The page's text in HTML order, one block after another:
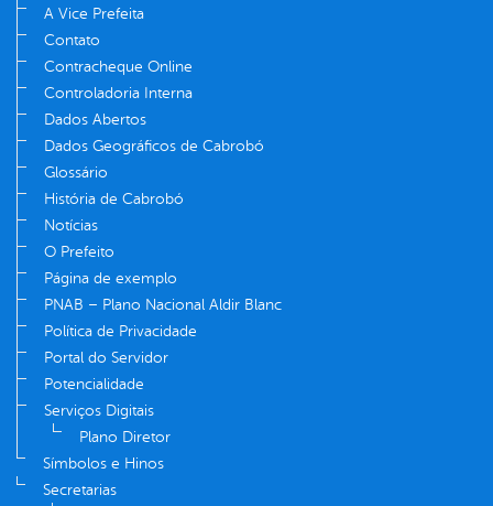
A Vice Prefeita
Contato
Contracheque Online
Controladoria Interna
Dados Abertos
Dados Geográficos de Cabrobó
Glossário
História de Cabrobó
Notícias
O Prefeito
Página de exemplo
PNAB – Plano Nacional Aldir Blanc
Política de Privacidade
Portal do Servidor
Potencialidade
Serviços Digitais
Plano Diretor
Símbolos e Hinos
Secretarias